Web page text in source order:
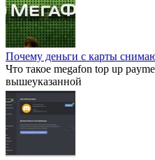
Почему деньги с карты
Что такое megafon top up
вышеуказанной